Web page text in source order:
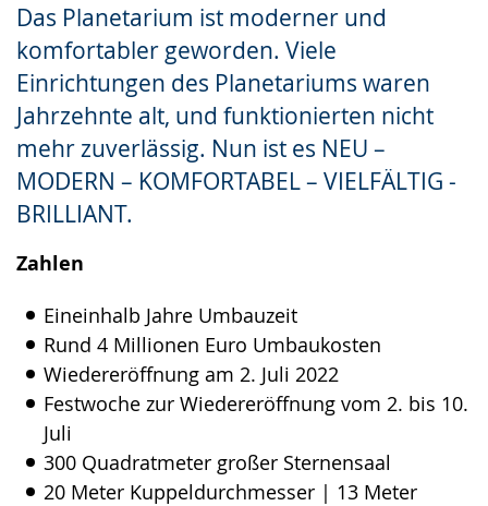
Das Planetarium ist moderner und
komfortabler geworden. Viele
Einrichtungen des Planetariums waren
Jahrzehnte alt, und funktionierten nicht
mehr zuverlässig. Nun ist es NEU –
MODERN – KOMFORTABEL – VIELFÄLTIG -
BRILLIANT.
Zahlen
Eineinhalb Jahre Umbauzeit
Rund 4 Millionen Euro Umbaukosten
Wiedereröffnung am 2. Juli 2022
Festwoche zur Wiedereröffnung vom 2. bis 10.
Juli
300 Quadratmeter großer Sternensaal
20 Meter Kuppeldurchmesser | 13 Meter
wechseln.
Deutscher
Gebärdensprache
wird
angezeigt.